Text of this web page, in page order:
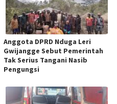
Anggota DPRD Nduga Leri
Gwijangge Sebut Pemerintah
Tak Serius Tangani Nasib
Pengungsi